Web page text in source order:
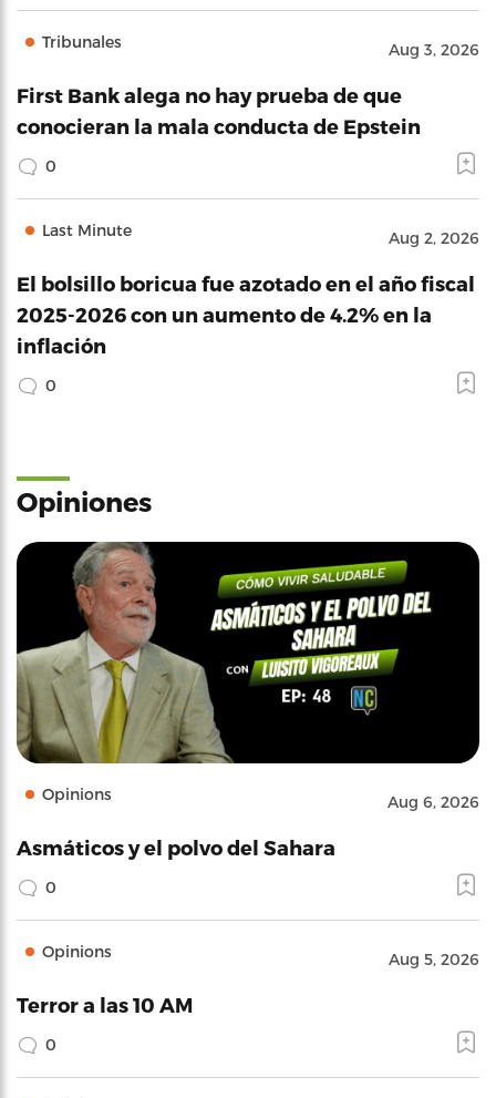
Tribunales Aug 3, 2026
First Bank alega no hay prueba de que
conocieran la mala conducta de Epstein
0
Last Minute Aug 2, 2026
El bolsillo boricua fue azotado en el año fiscal
2025-2026 con un aumento de 4.2% en la
inflación
0
Opiniones
Opinions Aug 6, 2026
Asmáticos y el polvo del Sahara
0
Opinions Aug 5, 2026
Terror a las 10 AM
0